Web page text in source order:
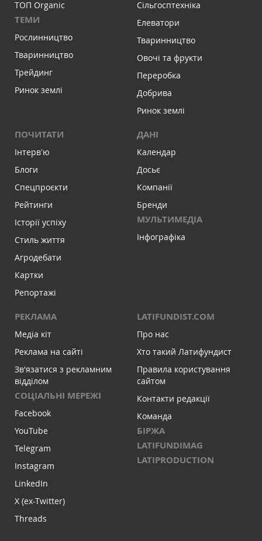
ТОП Organic
ТЕМИ
Рослинництво
Тваринництво
Трейдинг
Ринок землі
Сільгосптехніка
Елеватори
Тваринництво
Овочі та фрукти
Переробка
Добрива
Ринок землі
ПОЧИТАТИ
Інтервʼю
Блоги
Спецпроєкти
Рейтинги
Історії успіху
Стиль життя
Агродебати
Картки
Репортажі
ДАНІ
Календар
Досьє
Компанії
Бренди
МУЛЬТИМЕДІА
Інфографіка
РЕКЛАМА
Медіа кіт
Реклама на сайті
Зв'язатися з рекламним
відділом
СОЦІАЛЬНІ МЕРЕЖІ
Facebook
YouTube
Telegram
Instagram
LinkedIn
X (ex-Twitter)
Threads
LATIFUNDIST.COM
Про нас
Хто такий Латифундист
Правила користування
сайтом
Контакти редакції
Команда
БІРЖА
LATIFUNDIMAG
LATIPRODUCTION